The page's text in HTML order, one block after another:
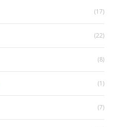
(17)
(22)
(8)
(1)
(7)